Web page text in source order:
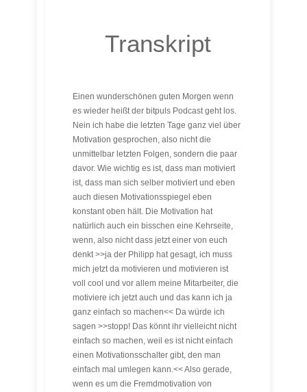
Transkript
Einen wunderschönen guten Morgen wenn
es wieder heißt der bitpuls Podcast geht los.
Nein ich habe die letzten Tage ganz viel über
Motivation gesprochen, also nicht die
unmittelbar letzten Folgen, sondern die paar
davor. Wie wichtig es ist, dass man motiviert
ist, dass man sich selber motiviert und eben
auch diesen Motivationsspiegel eben
konstant oben hält. Die Motivation hat
natürlich auch ein bisschen eine Kehrseite,
wenn, also nicht dass jetzt einer von euch
denkt >>ja der Philipp hat gesagt, ich muss
mich jetzt da motivieren und motivieren ist
voll cool und vor allem meine Mitarbeiter, die
motiviere ich jetzt auch und das kann ich ja
ganz einfach so machen<< Da würde ich
sagen >>stopp! Das könnt ihr vielleicht nicht
einfach so machen, weil es ist nicht einfach
einen Motivationsschalter gibt, den man
einfach mal umlegen kann.<< Also gerade,
wenn es um die Fremdmotivation von